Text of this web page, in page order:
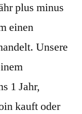
plus minus
einen
Unsere
1 Jahr,
kauft oder